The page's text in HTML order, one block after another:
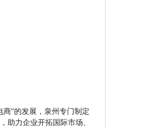
”的发展，泉州专门制定
助力企业开拓国际市场、